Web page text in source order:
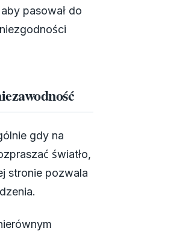
pasował do
gdy na
światło,
stronie pozwala